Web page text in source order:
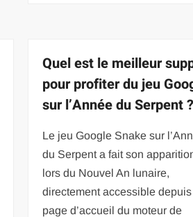
Quel est le meilleur
pour profiter du jeu
sur l’Année du Serpent ?
Le jeu Google Snake sur
du Serpent a fait son
lors du Nouvel An lunaire,
directement accessible depuis
page d’accueil du moteur de